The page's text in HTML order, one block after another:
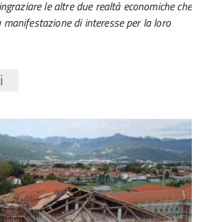
le altre due realtà economiche che
di interesse per la loro